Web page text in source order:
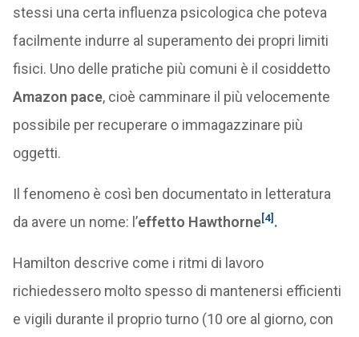
stessi una certa influenza psicologica che poteva
facilmente indurre al superamento dei propri limiti
fisici. Uno delle pratiche più comuni è il cosiddetto
Amazon pace, cioè camminare il più velocemente
possibile per recuperare o immagazzinare più
oggetti.
Il fenomeno è così ben documentato in letteratura
da avere un nome: l’effetto Hawthorne[4] .
Hamilton descrive come i ritmi di lavoro
richiedessero molto spesso di mantenersi efficienti
e vigili durante il proprio turno (10 ore al giorno, con